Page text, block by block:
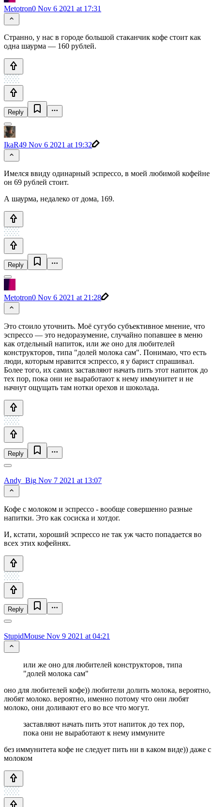
Metotron0 Nov 6 2021 at 17:31
Странно, у нас в городе большой стаканчик кофе стоит как
одна шаурма — 160 рублей.
Reply
IkaR49 Nov 6 2021 at 19:32
Имелся ввиду одинарный эспрессо, в моей любимой кофейне
он 69 рублей стоит.
А шаурма, недалеко от дома, 169.
Reply
Metotron0 Nov 6 2021 at 21:28
Это стоило уточнить. Моё сугубо субъективное мнение, что
эспрессо — это недоразумение, случайно попавшее в меню
как отдельный напиток, или же оно для любителей
конструкторов, типа "долей молока сам". Понимаю, что есть
люди, которым нравится эспрессо, я у барист спрашивал.
Более того, их самих заставляют начать пить этот напиток до
тех пор, пока они не выработают к нему иммунитет и не
начнут ощущать там нотки орехов и шоколада.
Reply
Andy_Big Nov 7 2021 at 13:07
Кофе с молоком и эспрессо - вообще совершенно разные
напитки. Это как сосиска и хотдог.
И, кстати, хороший эспрессо не так уж часто попадается во
всех этих кофейнях.
Reply
StupidMouse Nov 9 2021 at 04:21
или же оно для любителей конструкторов, типа
"долей молока сам"
оно для любителей кофе)) любители долить молока, вероятно,
любят молоко. вероятно, именно потому что они любят
молоко, они доливают его во все что могут.
заставляют начать пить этот напиток до тех пор,
пока они не выработают к нему иммуните
без иммунитета кофе не следует пить ни в каком виде)) даже с
молоком